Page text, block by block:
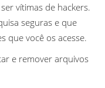
vítimas de hackers.
seguras e que
que você os acesse.
e remover arquivos